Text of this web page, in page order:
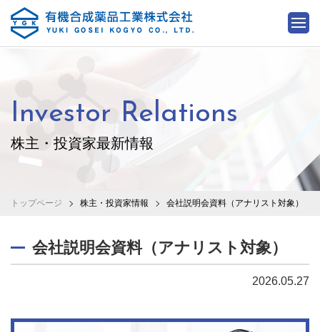
Investor Relations
株主・投資家最新情報
トップページ 株主・投資家情報 会社説明会資料（アナリスト対象）
会社説明会資料（アナリスト対象）
2026.05.27